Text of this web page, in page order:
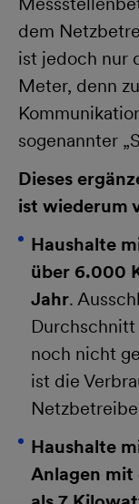
dem
ist jedoch nur
Meter, denn
sogenannter
Dieses
ist wiederum
Haushalte
über 6.000
Jahr.
noch nicht
ist die
Haushalte
Anlagen mit